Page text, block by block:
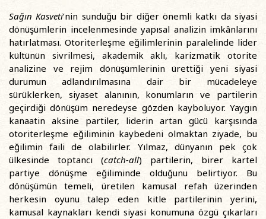
Sağın Kasveti’nin sunduğu bir diğer önemli katkı da siyasi
dönüşümlerin incelenmesinde yapısal analizin imkânlarını
hatırlatması. Otoriterleşme eğilimlerinin paralelinde lider
kültünün sivrilmesi, akademik aklı, karizmatik otorite
analizine ve rejim dönüşümlerinin ürettiği yeni siyasi
durumun adlandırılmasına dair bir mücadeleye
sürüklerken, siyaset alanının, konumların ve partilerin
geçirdiği dönüşüm neredeyse gözden kayboluyor. Yaygın
kanaatin aksine partiler, liderin artan gücü karşısında
otoriterleşme eğiliminin kaybedeni olmaktan ziyade, bu
eğilimin faili de olabilirler. Yılmaz, dünyanın pek çok
ülkesinde toptancı (catch-all) partilerin, birer kartel
partiye dönüşme eğiliminde olduğunu belirtiyor. Bu
dönüşümün temeli, üretilen kamusal refah üzerinden
herkesin oyunu talep eden kitle partilerinin yerini,
kamusal kaynakları kendi siyasi konumuna özgü çıkarları